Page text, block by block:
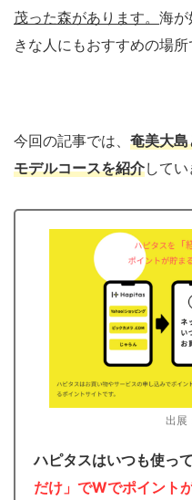
茂った森があります。 海が
きな人にもおすすめの場所
今回の記事では、 奄美大
モデルコースを紹介してい
出展
ハピタスはいつも使っ
だけ」でWでポイント